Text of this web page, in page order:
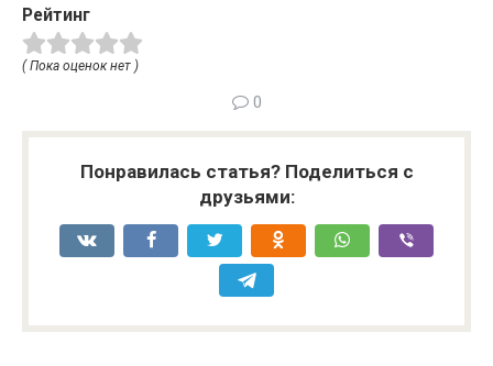
Рейтинг
( Пока оценок нет )
0
Понравилась статья? Поделиться с
друзьями: